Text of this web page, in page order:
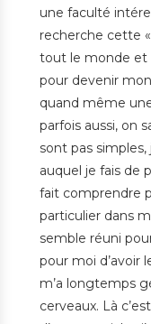
une faculté
recherche cette
tout le monde et
pour devenir
quand même
parfois aussi, on
sont pas
auquel je fais de
fait comprendre
particulier dans
semble réuni
pour moi d’avoir
m’a longtemps
cerveaux. Là